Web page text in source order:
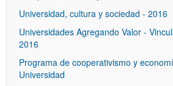
Universidad, cultura y sociedad - 2016
Universidades Agregando Valor -
2016
Programa de cooperativismo y
Universidad